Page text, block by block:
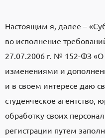
Настоящим я, далее –
во исполнение
27.07.2006 г. № 152-ФЗ «О
изменениями и
и в своем интересе даю
студенческое агентство,
обработку своих
регистрации путем